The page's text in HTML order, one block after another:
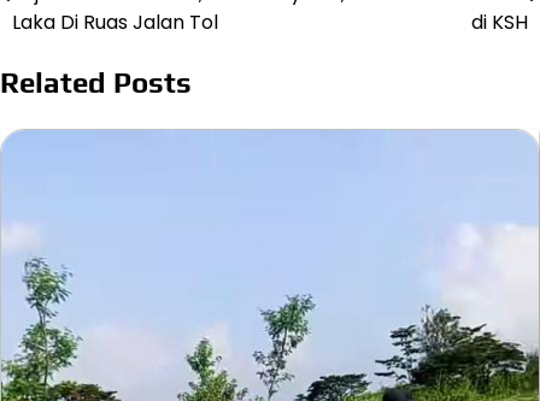
pos
Laka Di Ruas Jalan Tol
di KSH
Related Posts